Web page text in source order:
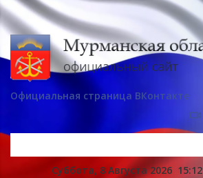
Официальная страница ВКонтакте
Суббота, 8 Августа 2026 15:12